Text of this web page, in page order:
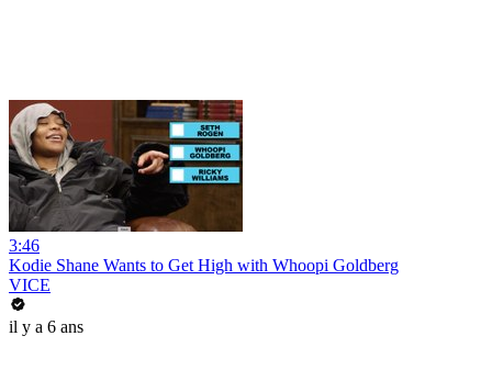
3:46
Kodie Shane Wants to Get High with Whoopi Goldberg
VICE
il y a 6 ans